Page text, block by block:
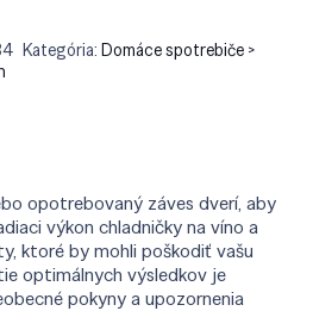
Kategória:Domáce spotrebiče >
opotrebovaný záves dverí, aby
výkon chladničky na víno a
ktoré by mohli poškodiť vašu
optimálnych výsledkov je
pokyny a upozornenia